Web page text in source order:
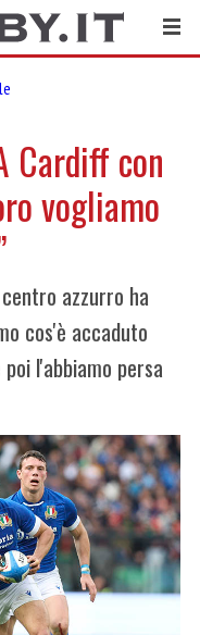
Cardiff con
vogliamo
azzurro ha
cos'è accaduto
l'abbiamo persa